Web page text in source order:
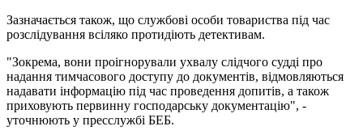
Зазначається також, що службові особи товариства під час
розслідування всіляко протидіють детективам.
"Зокрема, вони проігнорували ухвалу слідчого судді про
надання тимчасового доступу до документів, відмовляються
надавати інформацію під час проведення допитів, а також
приховують первинну господарську документацію", -
уточнюють у пресслужбі БЕБ.